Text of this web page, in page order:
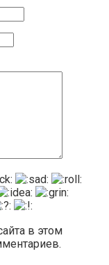
в этом